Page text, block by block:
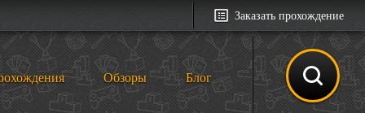
Заказать прохождение
Обзоры Блог